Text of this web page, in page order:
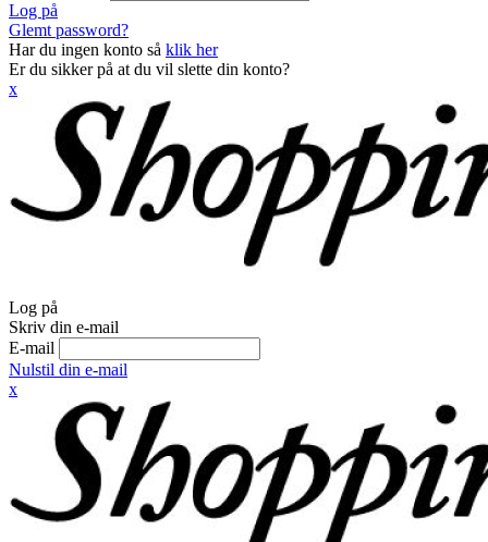
Log på
Glemt password?
Har du ingen konto så klik her
Er du sikker på at du vil slette din konto?
x
Log på
Skriv din e-mail
E-mail
Nulstil din e-mail
x